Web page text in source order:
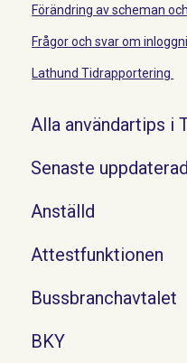
Förändring av scheman
Frågor och svar om
Lathund Tidrapportering
Alla användartips i
Senaste
Anställd
Attestfunktionen
Bussbranchavtalet
BKY